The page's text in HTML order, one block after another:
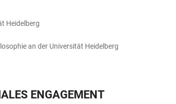
Heidelberg
an der Universität Heidelberg
ENGAGEMENT